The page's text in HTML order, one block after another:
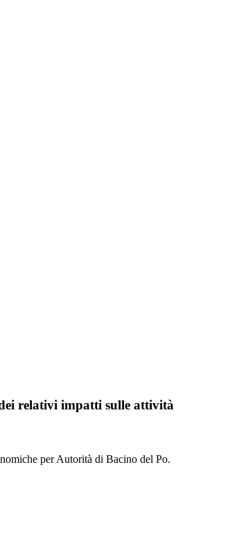
relativi impatti sulle attività
per Autorità di Bacino del Po.